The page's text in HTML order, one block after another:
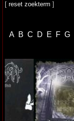
[ reset zoekterm ]
A B C D E F G